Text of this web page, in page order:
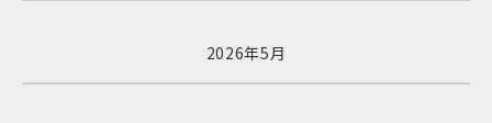
2026年5月